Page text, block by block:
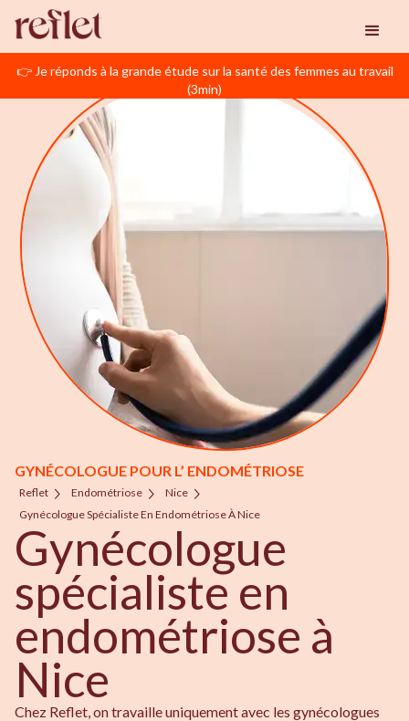
👉 Je réponds à la grande étude sur la santé des femmes au travail
(3min)
GYNÉCOLOGUE POUR L’ ENDOMÉTRIOSE
Reflet Endométriose
Nice
Gynécologue Spécialiste En Endométriose À Nice
Gynécologue
spécialiste en
endométriose à
Nice
Chez Reflet, on travaille uniquement avec les gynécologues